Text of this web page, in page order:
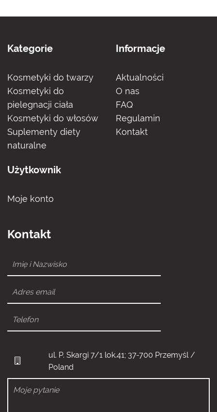
Kategorie
Kosmetyki do twarzy
Kosmetyki do
pielegnacji ciała
Kosmetyki do włosów
Suplementy diety
naturalne
Informacje
Aktualności
O nas
FAQ
Regulamin
Kontakt
Użytkownik
Moje konto
Kontakt
ul. P. Skargi 7/1 lok.41; 37-700 Przemyśl /
Poland